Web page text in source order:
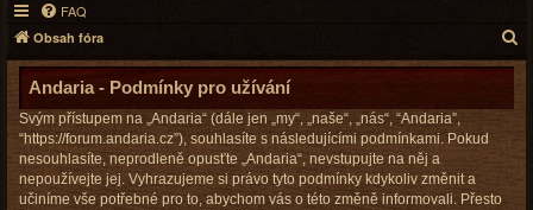
FAQ
Obsah fóra
l
Andaria - Podmínky pro užívání
Svým přístupem na „Andaria“ (dále jen „my“, „naše“, „nás“, “Andaria”,
“https://forum.andaria.cz”), souhlasíte s následujícími podmínkami. Pokud
nesouhlasíte, neprodleně opusťte „Andaria“, nevstupujte na něj a
nepoužívejte jej. Vyhrazujeme si právo tyto podmínky kdykoliv změnit a
učiníme vše potřebné pro to, abychom vás o této změně informovali. Přesto